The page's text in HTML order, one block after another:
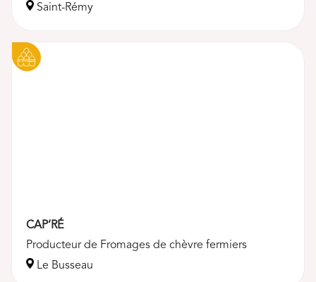
Saint-Rémy
CAP’RÉ
Producteur de Fromages de chèvre fermiers
Le Busseau